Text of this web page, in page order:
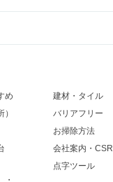
め
・
建材・タイル
バリアフリー
お掃除方法
会社案内・CSR
点字ツール